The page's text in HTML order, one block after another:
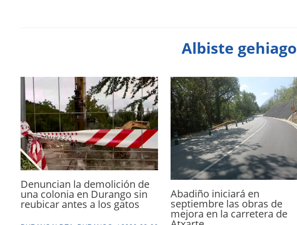
Albiste gehiago
Denuncian la demolición de
una colonia en Durango sin
reubicar antes a los gatos
Abadiño iniciará en
septiembre las obras de
mejora en la carretera de